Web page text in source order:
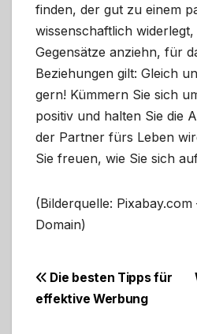
finden, der gut zu einem
wissenschaftlich widerlegt,
Gegensätze anziehn, für
Beziehungen gilt: Gleich
gern! Kümmern Sie sich
positiv und halten Sie die
der Partner fürs Leben
Sie freuen, wie Sie sich
(Bilderquelle: Pixabay.com
Domain)
Die besten Tipps für
effektive Werbung